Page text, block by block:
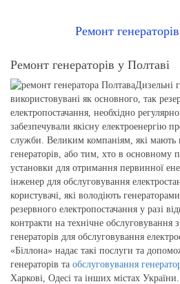
Ремонт
Ремонт генераторів у Полтаві
Дизельні
використовувані як основного, так
електропостачання, необхідно
забезпечували якісну електроенергію
служби. Великим компаніям, які мають
генераторів, або тим, хто в основному
установки для отримання первинної
інженер для обслуговування
користувачі, які володіють
резервного електропостачання у разі
контракти на технічне обслуговування
генераторів для обслуговування
«Біллона» надає такі послуги та
генераторів та обслуговування
Харкові, Одесі та інших містах